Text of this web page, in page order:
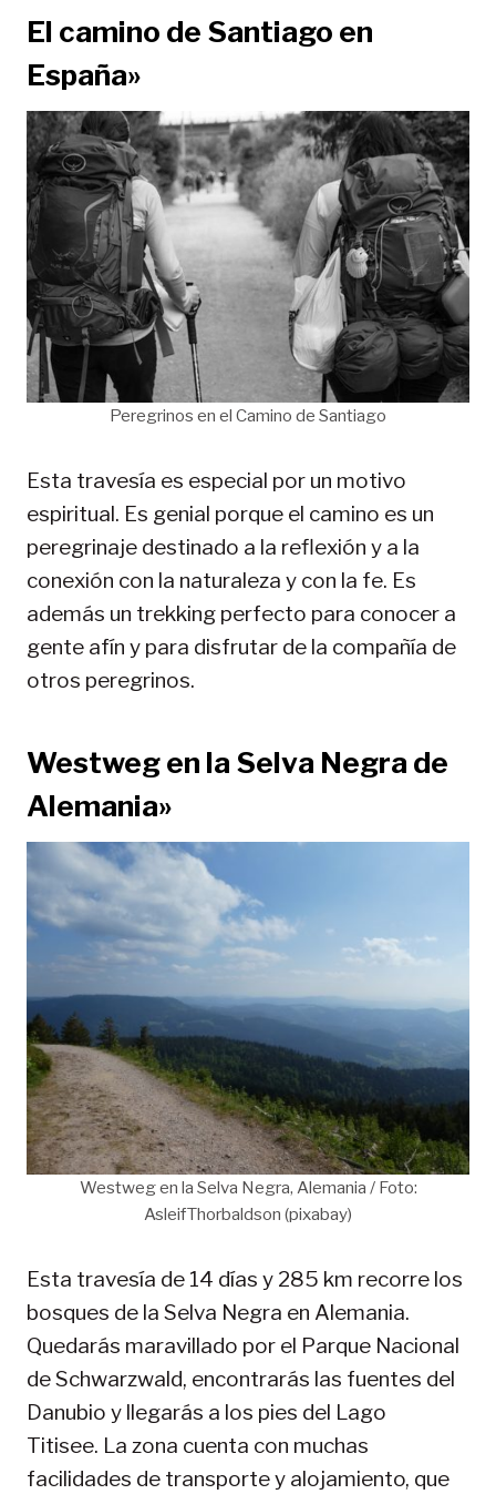
El camino de Santiago en
España»
Peregrinos en el Camino de Santiago
Esta travesía es especial por un motivo
espiritual. Es genial porque el camino es un
peregrinaje destinado a la reflexión y a la
conexión con la naturaleza y con la fe. Es
además un trekking perfecto para conocer a
gente afín y para disfrutar de la compañía de
otros peregrinos.
Westweg en la Selva Negra de
Alemania»
Westweg en la Selva Negra, Alemania / Foto:
AsleifThorbaldson (pixabay)
Esta travesía de 14 días y 285 km recorre los
bosques de la Selva Negra en Alemania.
Quedarás maravillado por el Parque Nacional
de Schwarzwald, encontrarás las fuentes del
Danubio y llegarás a los pies del Lago
Titisee. La zona cuenta con muchas
facilidades de transporte y alojamiento, que